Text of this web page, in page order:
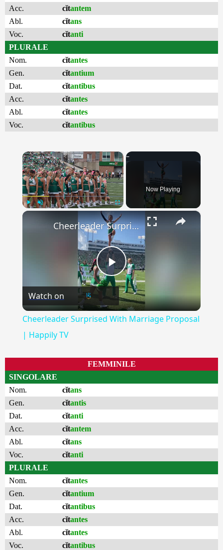
Acc.
cĭtantem
Abl.
cĭtans
Voc.
cĭtanti
PLURALE
Nom.
cĭtantes
Gen.
cĭtantium
Dat.
cĭtantibus
Acc.
cĭtantes
Abl.
cĭtantes
Voc.
cĭtantibus
×
Fullscreen
Now Playing
×
Play
Video
Cheerleader Surprised With Marriage Proposal | Happily TV
Watch on
Cheerleader Surprised With Marriage Proposal
| Happily TV
FEMMINILE
SINGOLARE
Nom.
cĭtans
Gen.
cĭtantis
Dat.
cĭtanti
Acc.
cĭtantem
Abl.
cĭtans
Voc.
cĭtanti
PLURALE
Nom.
cĭtantes
Gen.
cĭtantium
Dat.
cĭtantibus
Acc.
cĭtantes
Abl.
cĭtantes
Voc.
cĭtantibus